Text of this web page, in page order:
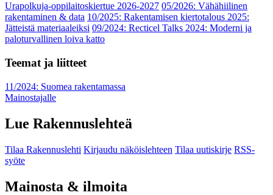
Urapolkuja-oppilaitoskiertue 2026-2027 05/2026: Vähähiilinen
rakentaminen & data 10/2025: Rakentamisen kiertotalous 2025:
Jätteistä materiaaleiksi 09/2024: Recticel Talks 2024: Moderni ja
paloturvallinen loiva katto
Teemat ja liitteet
11/2024: Suomea rakentamassa
Mainostajalle
Lue Rakennuslehteä
Tilaa Rakennuslehti Kirjaudu näköislehteen Tilaa uutiskirje RSS-
syöte
Mainosta & ilmoita